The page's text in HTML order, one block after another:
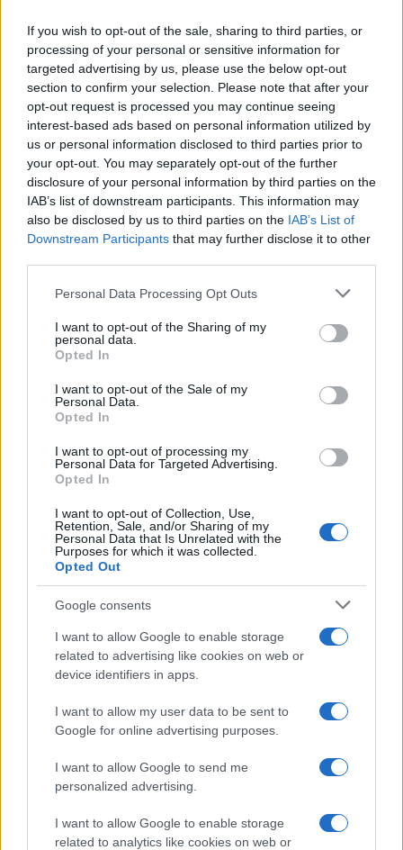
If you wish to opt-out of the sale, sharing to third parties, or
processing of your personal or sensitive information for
targeted advertising by us, please use the below opt-out
section to confirm your selection. Please note that after your
opt-out request is processed you may continue seeing
interest-based ads based on personal information utilized by
us or personal information disclosed to third parties prior to
your opt-out. You may separately opt-out of the further
disclosure of your personal information by third parties on the
IAB’s list of downstream participants. This information may
also be disclosed by us to third parties on the IAB’s List of
Downstream Participants that may further disclose it to other
Please note that this website/app uses one or more Google
not limited to your visit or usage behaviour. You may click to
grant or deny consent to Google and its third-party tags to
use your data for below specified purposes in below Google
consent section.
Personal Data Processing Opt Outs
I want to opt-out of the Sharing of my
personal data.
Opted In
I want to opt-out of the Sale of my
Personal Data.
Opted In
I want to opt-out of processing my
Personal Data for Targeted Advertising.
Opted In
I want to opt-out of Collection, Use,
Retention, Sale, and/or Sharing of my
Personal Data that Is Unrelated with the
Purposes for which it was collected.
Opted Out
Google consents
I want to allow Google to enable storage
related to advertising like cookies on web or
device identifiers in apps.
I want to allow my user data to be sent to
Google for online advertising purposes.
I want to allow Google to send me
personalized advertising.
I want to allow Google to enable storage
related to analytics like cookies on web or
del giudizio altrui.
AUTORE
Staff
Continua a leggere
TEEN NEWS